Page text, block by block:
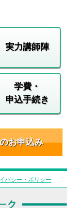
実力講師陣
学費・
申込手続き
お申込み
バシー・ポリシー